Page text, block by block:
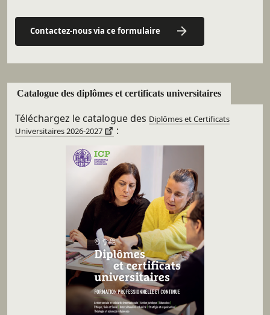
Contactez-nous via ce formulaire
Catalogue des diplômes et certificats universitaires
Téléchargez le catalogue des Diplômes et Certificats
Universitaires 2026-2027
: